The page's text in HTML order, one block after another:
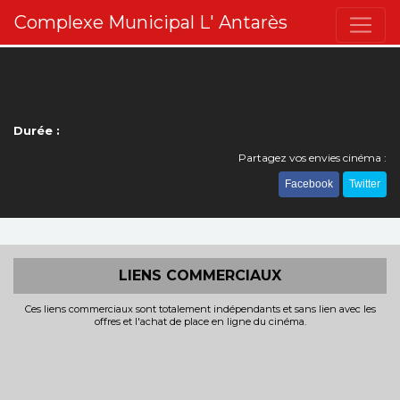
Complexe Municipal L' Antarès
Durée :
Partagez vos envies cinéma :
Facebook Twitter
LIENS COMMERCIAUX
Ces liens commerciaux sont totalement indépendants et sans lien avec les
offres et l'achat de place en ligne du cinéma.